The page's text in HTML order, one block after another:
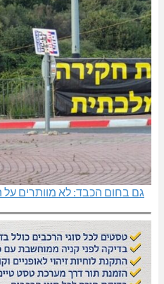
גם בחום הכבד: לא מוותרים על